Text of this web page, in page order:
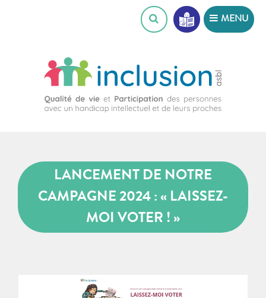
MENU
LANCEMENT DE NOTRE
CAMPAGNE 2024 : « LAISSEZ-
MOI VOTER ! »